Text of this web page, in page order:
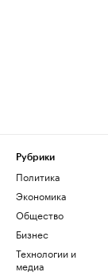
Рубрики
Политика
Экономика
Общество
Бизнес
Технологии и
медиа